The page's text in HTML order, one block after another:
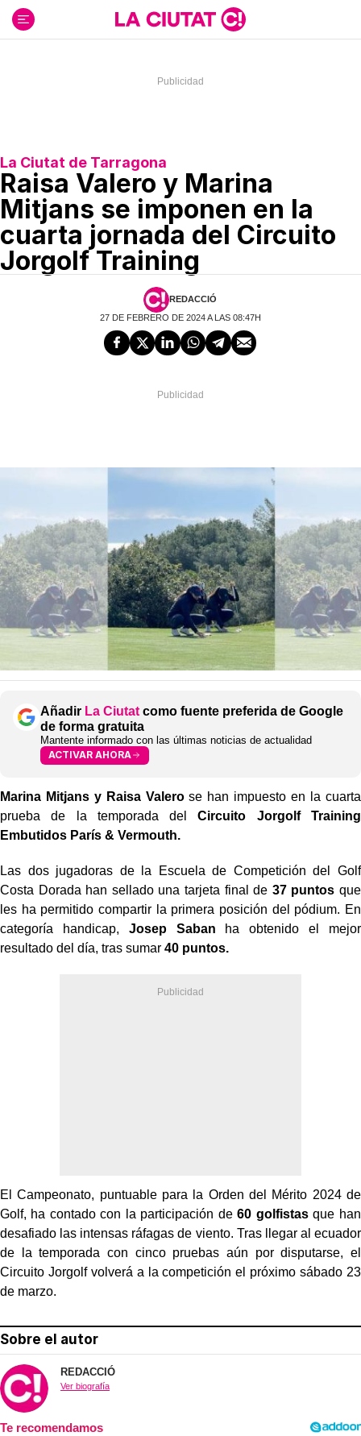
contenido
La Ciutat de Tarragona
Raisa Valero y Marina
Mitjans se imponen en la
cuarta jornada del Circuito
Jorgolf Training
REDACCIÓ
27 DE FEBRERO DE 2024 A LAS 08:47H
Añadir La Ciutat como fuente preferida de Google
de forma gratuita
Mantente informado con las últimas noticias de actualidad
ACTIVAR AHORA
Marina Mitjans y Raisa Valerose han impuesto en la cuarta
prueba de la temporada delCircuito Jorgolf Training
Embutidos París & Vermouth.
Las dos jugadoras de la Escuela de Competición del Golf
Costa Dorada han sellado una tarjeta final de 37 puntos que
les ha permitido compartir la primera posición del pódium. En
categoría handicap, Josep Saban ha obtenido el mejor
resultado del día, tras sumar 40 puntos.
El Campeonato, puntuable para la Orden del Mérito 2024 de
Golf, ha contado con la participación de60 golfistasque han
desafiado las intensas ráfagas de viento. Tras llegar al ecuador
de la temporada con cinco pruebas aún por disputarse, el
Circuito Jorgolf volverá a la competición el próximo sábado 23
de marzo.
Sobre el autor
REDACCIÓ
Ver biografía